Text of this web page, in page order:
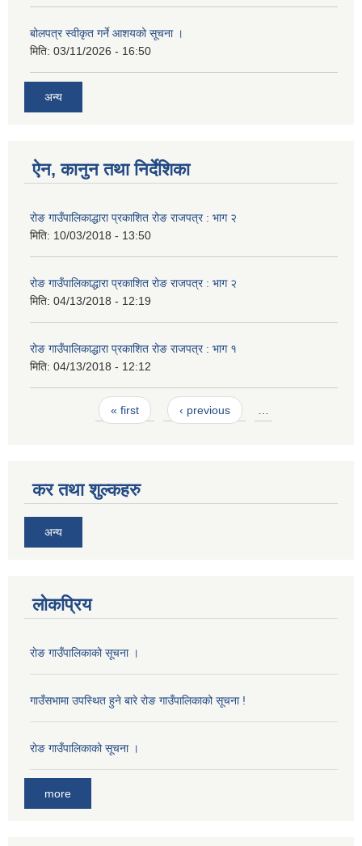
बोलपत्र स्वीकृत गर्ने आशयको सूचना ।
मिति: 03/11/2026 - 16:50
अन्य
ऐन, कानुन तथा निर्देशिका
रोङ गाउँपालिकाद्धारा प्रकाशित रोङ राजपत्र : भाग २
मिति: 10/03/2018 - 13:50
रोङ गाउँपालिकाद्धारा प्रकाशित रोङ राजपत्र : भाग २
मिति: 04/13/2018 - 12:19
रोङ गाउँपालिकाद्धारा प्रकाशित रोङ राजपत्र : भाग १
मिति: 04/13/2018 - 12:12
« first ‹ previous …
कर तथा शुल्कहरु
अन्य
लोकप्रिय
राेङ गाउँपालिकाको सूचना ।
गाउँसभामा उपस्थित हुने बारे रोङ गाउँपालिकाको सूचना !
राेङ गाउँपालिकाको सूचना ।
more